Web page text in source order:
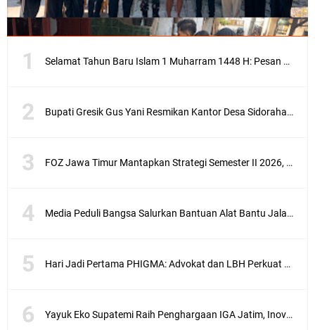
Selamat Tahun Baru Islam 1 Muharram 1448 H: Pesan Hijrah Drs. H. Husnul Aqib, M.M. untuk Negeri
Bupati Gresik Gus Yani Resmikan Kantor Desa Sidoraharjo: Simbol Komitmen Pelayanan Publik dan Kepedulian Sosial
FOZ Jawa Timur Mantapkan Strategi Semester II 2026, Fokus pada Penguatan SDM Amil dan Kolaborasi BerdampakNarasi
Media Peduli Bangsa Salurkan Bantuan Alat Bantu Jalan untuk Lansia
Hari Jadi Pertama PHIGMA: Advokat dan LBH Perkuat Soliditas di Jakarta
Yayuk Eko Supatemi Raih Penghargaan IGA Jatim, Inovasi Wayang Kulit untuk Anak Berkebutuhan Khusus